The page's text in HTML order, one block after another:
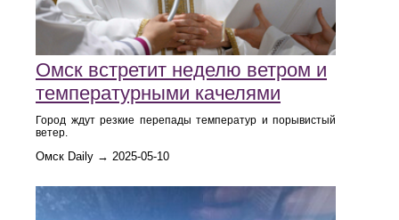
Омск встретит неделю ветром и
температурными качелями
Город ждут резкие перепады температур и порывистый
ветер.
Омск Daily → 2025-05-10